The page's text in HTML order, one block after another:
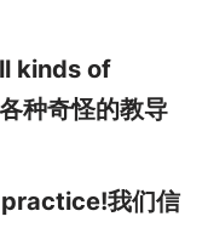
kinds of
种奇怪的教导
我们信